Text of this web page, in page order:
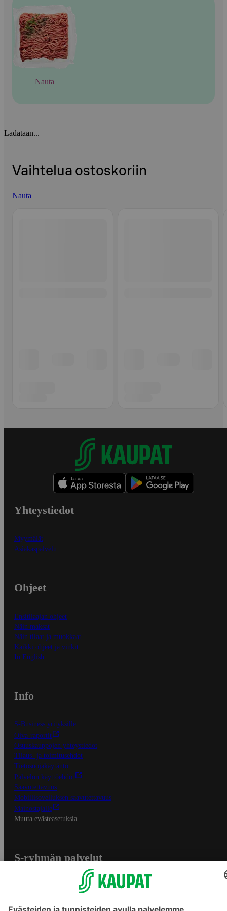
Nauta
Ladataan...
Vaihtelua ostoskoriin
Nauta
Yhteystiedot
Myymälät
Asiakaspalvelu
Ohjeet
Ensitilaajan ohjeet
Näin maksat
Näin tilaat ja muokkaat
Kaikki ohjeet ja vinkit
In English
Info
S-Business yrityksille
Oiva-raportit
Osuuskauppojen yhteystiedot
Tilaus- ja toimitusehdot
Tietosuojakäytäntö
Palvelun käyttöehdot
Saavutettavuus
Mobiilisovelluksen saavutettavuus
Mainostajalle
Muuta evästeasetuksia
S-ryhmän palvelut